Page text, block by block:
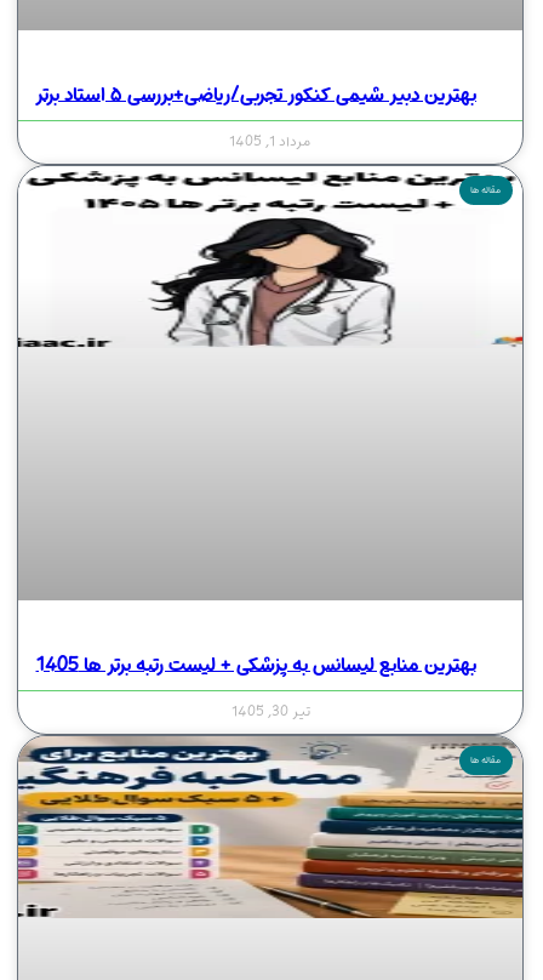
بهترین دبیر شیمی کنکور تجربی/ریاضی+بررسی ۵ استاد برتر
مرداد 1, 1405
مقاله ها
بهترین منابع لیسانس به پزشکی + لیست رتبه برتر ها 1405
تیر 30, 1405
مقاله ها